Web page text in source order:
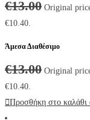
€13.00 Original
€10.40.
Άμεσα Διαθέσιμο
€13.00 Original
€10.40.
Προσθήκη στο καλάθι